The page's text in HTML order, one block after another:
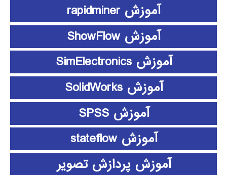
آموزش rapidminer
آموزش ShowFlow
آموزش SimElectronics
آموزش SolidWorks
آموزش SPSS
آموزش stateflow
آموزش پردازش تصویر